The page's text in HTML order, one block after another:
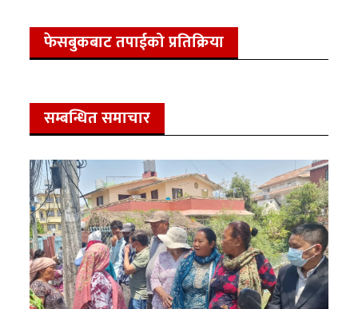
फेसबुकबाट तपाईको प्रतिक्रिया
सम्बन्धित समाचार